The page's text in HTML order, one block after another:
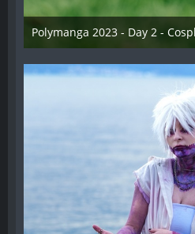
Polymanga 2023 - Day 2 -
12. Mai 2023